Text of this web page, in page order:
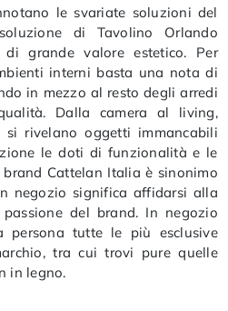
le svariate soluzioni del
di Tavolino Orlando
grande valore estetico. Per
interni basta una nota di
in mezzo al resto degli arredi
Dalla camera al living,
si rivelano oggetti immancabili
le doti di funzionalità e le
Cattelan Italia è sinonimo
negozio significa affidarsi alla
del brand. In negozio
persona tutte le più esclusive
tra cui trovi pure quelle
in legno.